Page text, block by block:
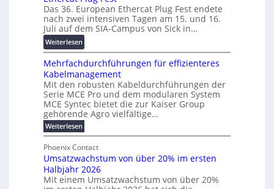
r
e
n
z
u
n
g
s
f
r
d
e
r
u
n
g
b
r
a
u
w
i
r
d
z
u
m
E
n
e
r
g
u
t
e
r
e
n
t
w
i
c
k
e
l
e
N
H
-
Das 36. European Ethercat Plug Fest endete
nach zwei intensiven Tagen am 15. und 16.
Juli auf dem SIA-Campus von Sick in…
Weiterlesen:
R
e
k
o
r
d
b
e
t
e
i
l
i
Mehrfachdurchführungen für effizienteres
Kabelmanagement
Mit den robusten Kabeldurchführungen der
Serie MCE Pro und dem modularen System
MCE Syntec bietet die zur Kaiser Group
gehörende Agro vielfältige…
Weiterlesen:
M
h
r
f
a
c
Phoenix Contact
Umsatzwachstum von über 20% im ersten
Halbjahr 2026
Mit einem Umsatzwachstum von über 20%